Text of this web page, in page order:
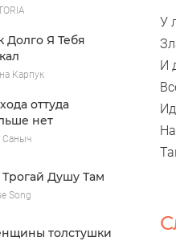
дамы!
Долго Я Тебя
Карпук
оттуда
нет
Саныч
Душу Там
Song
толстушки
У
И